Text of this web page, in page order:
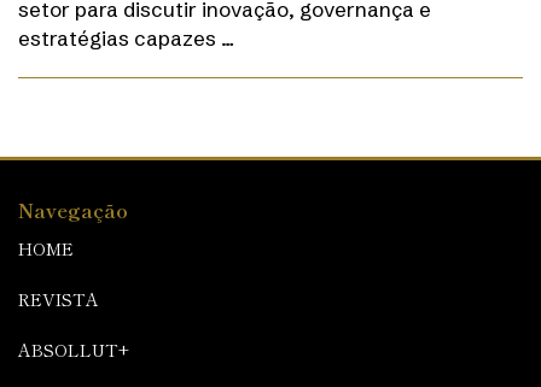
setor para discutir inovação, governança e
estratégias capazes …
Navegação
HOME
REVISTA
ABSOLLUT+